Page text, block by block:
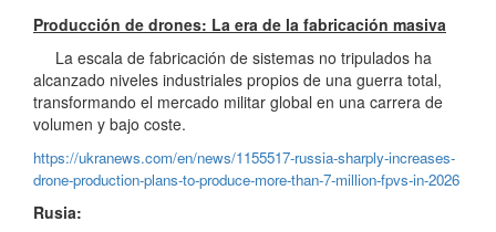
Producción de drones: La era de la fabricación masiva
La escala de fabricación de sistemas no tripulados ha
alcanzado niveles industriales propios de una guerra total,
transformando el mercado militar global en una carrera de
volumen y bajo coste.
https://ukranews.com/en/news/1155517-russia-sharply-increases-
drone-production-plans-to-produce-more-than-7-million-fpvs-in-2026
Rusia: